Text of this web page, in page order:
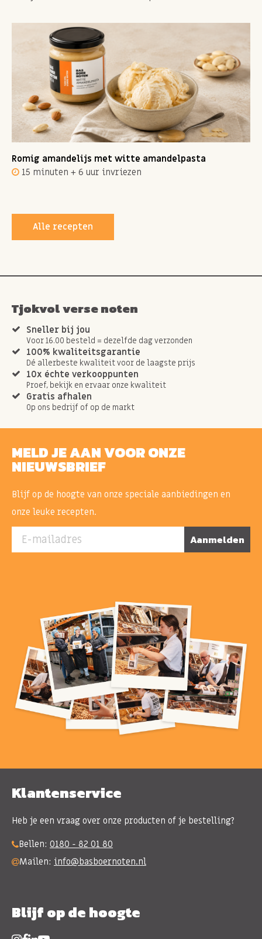
Romig amandelijs met witte amandelpasta
15 minuten + 6 uur invriezen
Alle recepten
Tjokvol verse noten
Sneller bij jou
Voor 16.00 besteld = dezelfde dag verzonden
100% kwaliteitsgarantie
Dé allerbeste kwaliteit voor de laagste prijs
10x échte verkooppunten
Proef, bekijk en ervaar onze kwaliteit
Gratis afhalen
Op ons bedrijf of op de markt
MELD JE AAN VOOR ONZE
NIEUWSBRIEF
Blijf op de hoogte van onze speciale aanbiedingen en
onze leuke recepten.
E-mailadres Aanmelden
Klantenservice
Heb je een vraag over onze producten of je bestelling?
Bellen: 0180 - 82 01 80
Mailen: info@basboernoten.nl
Blijf op de hoogte